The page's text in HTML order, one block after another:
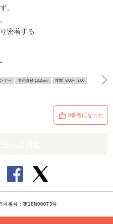
。
密着する
デー 着色直径 13.2mm 度数 -3.00~ -3.00
0参考になった
可番号：第18N00073号